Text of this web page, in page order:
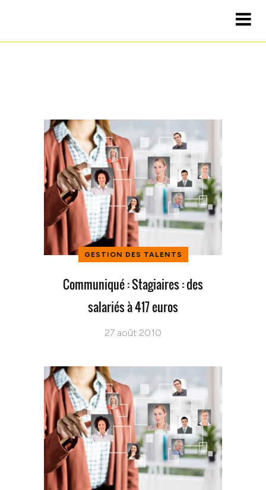
GESTION DES TALENTS
Communiqué : Stagiaires : des
salariés à 417 euros
27 août 2010